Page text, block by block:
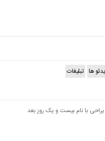
ها تبلیغات
با نام بیست و یک روز بعد